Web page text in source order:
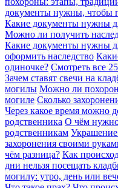
документы нужны, чтобы
Какие документы нужны
Можно ли получить
Какие документы нужны
оформить наследство
одиночке? Смотреть все 25
Зачем ставят свечи на
могилы Можно ли
могиле Сколько
Через какое время можно
родственника О чём нужно
родственникам
захоронения своими
чём разница? Как
дни нельзя посещать
могилу: утро, день или